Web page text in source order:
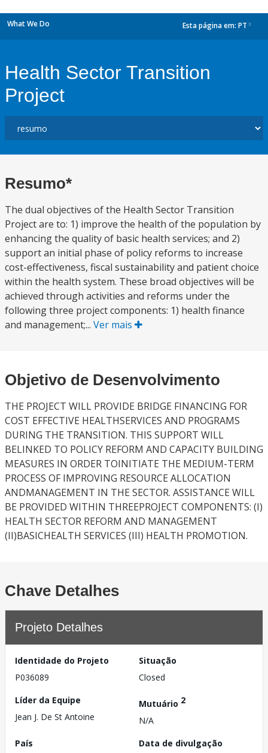
What We Do Esta página em: PT
Health Sector Transition
Project
Resumo*
The dual objectives of the Health Sector Transition
Project are to: 1) improve the health of the population by
enhancing the quality of basic health services; and 2)
support an initial phase of policy reforms to increase
cost-effectiveness, fiscal sustainability and patient choice
within the health system. These broad objectives will be
achieved through activities and reforms under the
following three project components: 1) health finance
and management;... Ver mais
Objetivo de Desenvolvimento
THE PROJECT WILL PROVIDE BRIDGE FINANCING FOR
COST EFFECTIVE HEALTHSERVICES AND PROGRAMS
DURING THE TRANSITION. THIS SUPPORT WILL
BELINKED TO POLICY REFORM AND CAPACITY BUILDING
MEASURES IN ORDER TOINITIATE THE MEDIUM-TERM
PROCESS OF IMPROVING RESOURCE ALLOCATION
ANDMANAGEMENT IN THE SECTOR. ASSISTANCE WILL
BE PROVIDED WITHIN THREEPROJECT COMPONENTS: (I)
HEALTH SECTOR REFORM AND MANAGEMENT
(II)BASICHEALTH SERVICES (III) HEALTH PROMOTION.
Chave Detalhes
Projeto Detalhes
Identidade do Projeto
P036089
Situação
Closed
Líder da Equipe
Jean J. De St Antoine
Mutuário 2
N/A
País
Data de divulgação